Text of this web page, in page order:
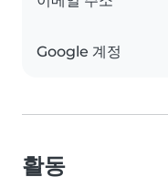
Google 계정
활동